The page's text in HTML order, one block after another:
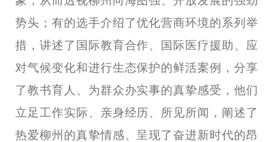
势头；有的选手介绍了优化营商环境的系列举
措，讲述了国际教育合作、国际医疗援助、应
对气候变化和进行生态保护的鲜活案例，分享
了教书育人、为群众办实事的真挚感受，他们
立足工作实际、亲身经历、所见所闻，阐述了
热爱柳州的真挚情感、呈现了奋进新时代的昂